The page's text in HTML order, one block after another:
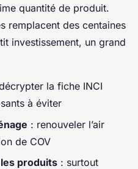
quantité de produit.
remplacent des centaines
investissement, un grand
la fiche INCI
à éviter
: renouveler l’air
de COV
produits : surtout